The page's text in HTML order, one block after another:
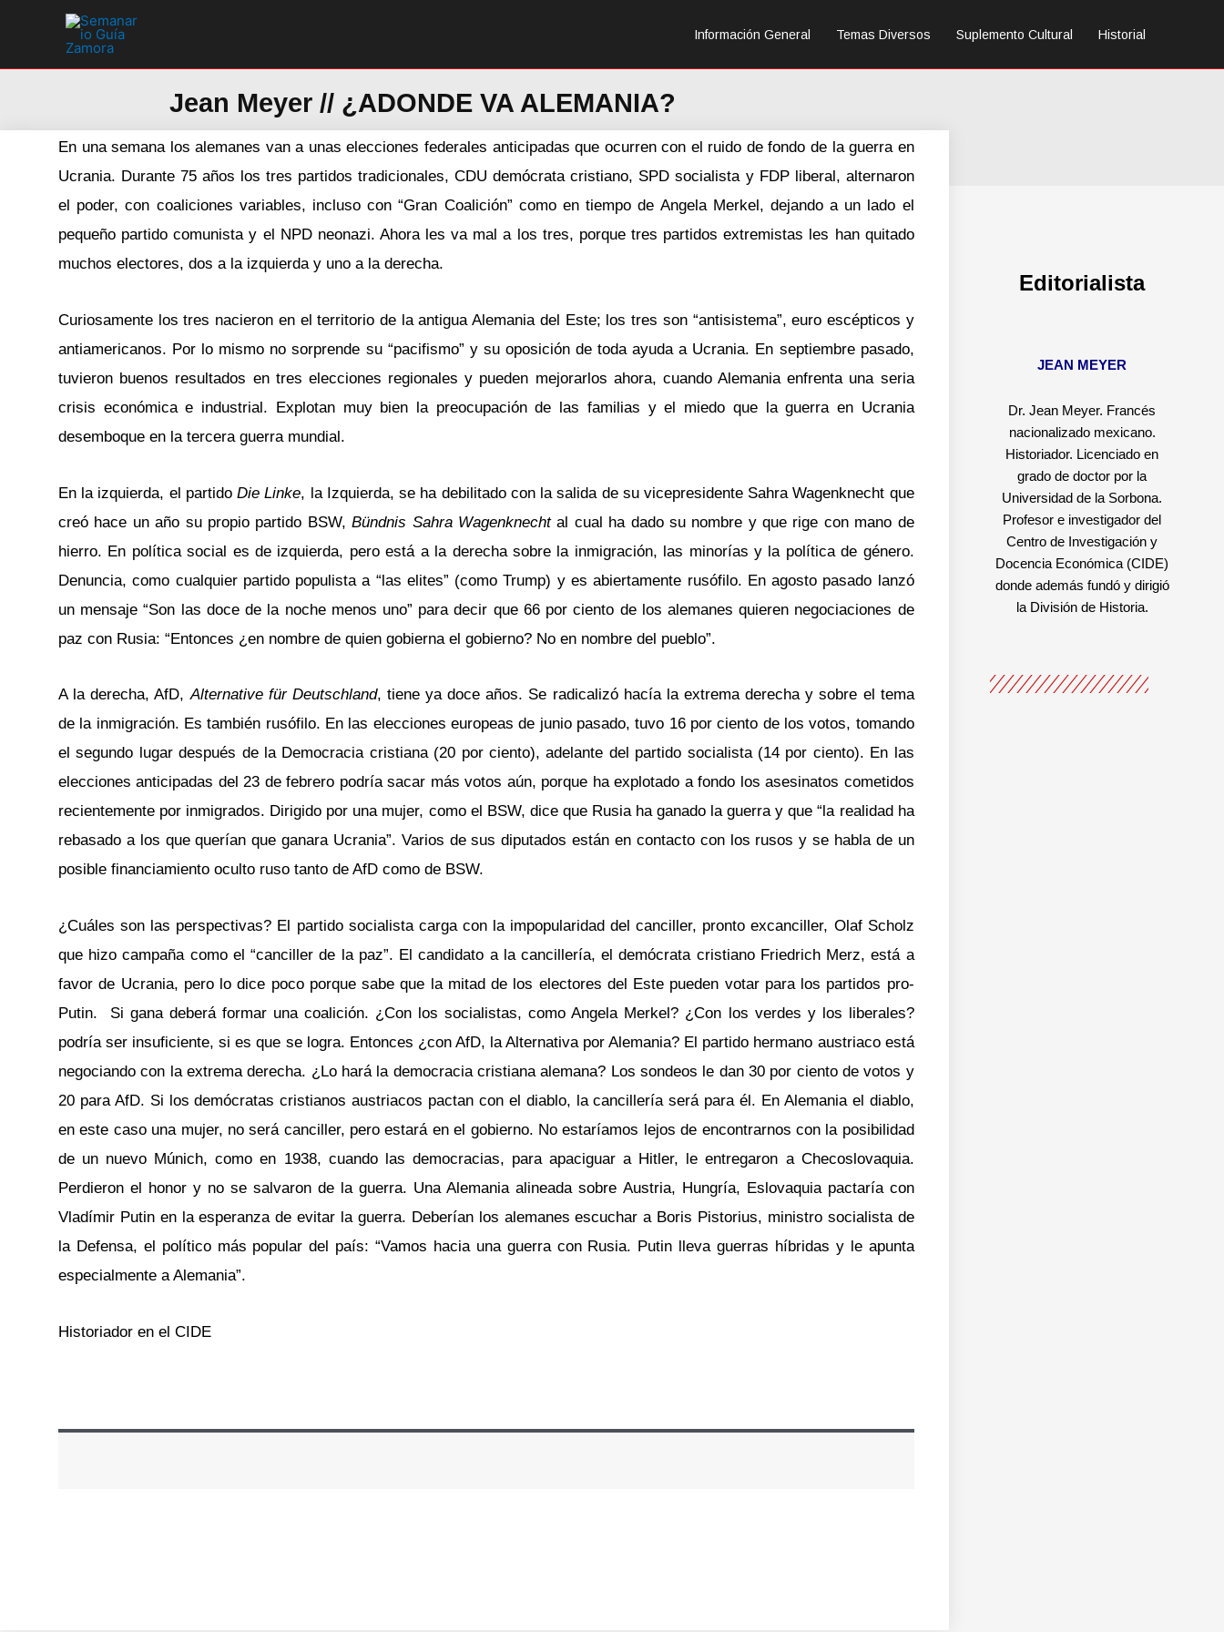
Información General Temas Diversos Suplemento Cultural Historial
Jean Meyer // ¿ADONDE VA ALEMANIA?
En una semana los alemanes van a unas elecciones federales anticipadas que ocurren con el ruido de fondo de la guerra en
Ucrania. Durante 75 años los tres partidos tradicionales, CDU demócrata cristiano, SPD socialista y FDP liberal, alternaron
el poder, con coaliciones variables, incluso con “Gran Coalición” como en tiempo de Angela Merkel, dejando a un lado el
pequeño partido comunista y el NPD neonazi. Ahora les va mal a los tres, porque tres partidos extremistas les han quitado
muchos electores, dos a la izquierda y uno a la derecha.
Curiosamente los tres nacieron en el territorio de la antigua Alemania del Este; los tres son “antisistema”, euro escépticos y
antiamericanos. Por lo mismo no sorprende su “pacifismo” y su oposición de toda ayuda a Ucrania. En septiembre pasado,
tuvieron buenos resultados en tres elecciones regionales y pueden mejorarlos ahora, cuando Alemania enfrenta una seria
crisis económica e industrial. Explotan muy bien la preocupación de las familias y el miedo que la guerra en Ucrania
desemboque en la tercera guerra mundial.
En la izquierda, el partidoDie Linke, la Izquierda, se ha debilitado con la salida de su vicepresidente Sahra Wagenknecht que
creó hace un año su propio partido BSW,Bündnis Sahra Wagenknechtal cual ha dado su nombre y que rige con mano de
hierro. En política social es de izquierda, pero está a la derecha sobre la inmigración, las minorías y la política de género.
Denuncia, como cualquier partido populista a “las elites” (como Trump) y es abiertamente rusófilo. En agosto pasado lanzó
un mensaje “Son las doce de la noche menos uno” para decir que 66 por ciento de los alemanes quieren negociaciones de
paz con Rusia: “Entonces ¿en nombre de quien gobierna el gobierno? No en nombre del pueblo”.
A la derecha, AfD,Alternative für Deutschland, tiene ya doce años. Se radicalizó hacía la extrema derecha y sobre el tema
de la inmigración. Es también rusófilo. En las elecciones europeas de junio pasado, tuvo 16 por ciento de los votos, tomando
el segundo lugar después de la Democracia cristiana (20 por ciento), adelante del partido socialista (14 por ciento). En las
elecciones anticipadas del 23 de febrero podría sacar más votos aún, porque ha explotado a fondo los asesinatos cometidos
recientemente por inmigrados. Dirigido por una mujer, como el BSW, dice que Rusia ha ganado la guerra y que “la realidad ha
rebasado a los que querían que ganara Ucrania”. Varios de sus diputados están en contacto con los rusos y se habla de un
posible financiamiento oculto ruso tanto de AfD como de BSW.
¿Cuáles son las perspectivas? El partido socialista carga con la impopularidad del canciller, pronto excanciller, Olaf Scholz
que hizo campaña como el “canciller de la paz”. El candidato a la cancillería, el demócrata cristiano Friedrich Merz, está a
favor de Ucrania, pero lo dice poco porque sabe que la mitad de los electores del Este pueden votar para los partidos pro-
Putin. Si gana deberá formar una coalición. ¿Con los socialistas, como Angela Merkel? ¿Con los verdes y los liberales?
podría ser insuficiente, si es que se logra. Entonces ¿con AfD, la Alternativa por Alemania? El partido hermano austriaco está
negociando con la extrema derecha. ¿Lo hará la democracia cristiana alemana? Los sondeos le dan 30 por ciento de votos y
20 para AfD. Si los demócratas cristianos austriacos pactan con el diablo, la cancillería será para él. En Alemania el diablo,
en este caso una mujer, no será canciller, pero estará en el gobierno. No estaríamos lejos de encontrarnos con la posibilidad
de un nuevo Múnich, como en 1938, cuando las democracias, para apaciguar a Hitler, le entregaron a Checoslovaquia.
Perdieron el honor y no se salvaron de la guerra. Una Alemania alineada sobre Austria, Hungría, Eslovaquia pactaría con
Vladímir Putin en la esperanza de evitar la guerra. Deberían los alemanes escuchar a Boris Pistorius, ministro socialista de
la Defensa, el político más popular del país: “Vamos hacia una guerra con Rusia. Putin lleva guerras híbridas y le apunta
especialmente a Alemania”.
Historiador en el CIDE
Editorialista
JEAN MEYER
Dr. Jean Meyer. Francés
nacionalizado mexicano.
Historiador. Licenciado en
grado de doctor por la
Universidad de la Sorbona.
Profesor e investigador del
Centro de Investigación y
Docencia Económica (CIDE)
donde además fundó y dirigió
la División de Historia.